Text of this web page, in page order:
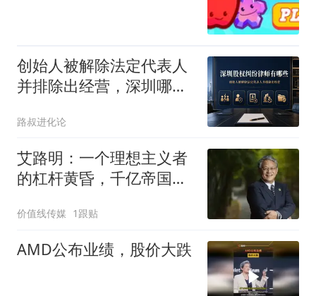
创始人被解除法定代表人
并排除出经营，深圳哪些
路叔进化论
艾路明：一个理想主义者
的杠杆黄昏，千亿帝国易
价值线传媒 1跟贴
AMD公布业绩，股价大跌